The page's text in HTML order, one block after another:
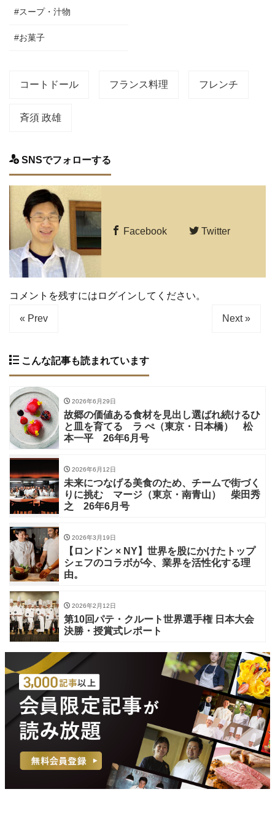
#スープ・汁物
#お菓子
コートドール フランス料理 フレンチ
斉須 政雄
SNSでフォローする
Facebook Twitter
コメントを残すにはログインしてください。
« Prev Next »
こんな記事も読まれています
2026年6月29日
故郷の価値ある食材を見出し選ばれ続けるひ
と皿を育てる ラ ぺ（東京・日本橋） 松
本一平 26年6月号
2026年6月12日
未来につなげる美食のため、チームで街づく
りに挑む マージ（東京・南青山） 柴田秀
之 26年6月号
2026年3月19日
【ロンドン × NY】世界を股にかけたトップ
シェフのコラボが今、業界を活性化する理
由。
2026年2月12日
第10回パテ・クルート世界選手権 日本大会
決勝・授賞式レポート